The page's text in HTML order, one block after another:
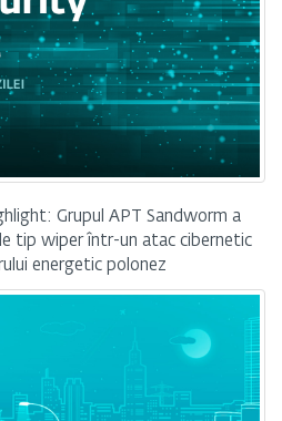
Grupul APT Sandworm a
tip wiper într-un atac cibernetic
energetic polonez